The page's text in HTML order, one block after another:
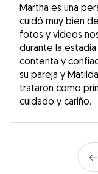
Martha es una
cuidó muy bien
fotos y videos
durante la
contenta y
su pareja y
trataron como
cuidado y cariño.